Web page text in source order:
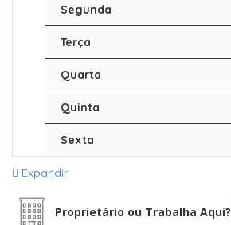
Segunda
Terça
Quarta
Quinta
Sexta
Expandir
Proprietário ou Trabalha Aqui?